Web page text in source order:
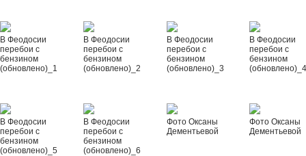
В Феодосии
перебои с
бензином
(обновлено)_1
В Феодосии
перебои с
бензином
(обновлено)_2
В Феодосии
перебои с
бензином
(обновлено)_3
В Феодосии
перебои с
бензином
В Феодосии
перебои с
бензином
(обновлено)_5
В Феодосии
перебои с
бензином
(обновлено)_6
Фото Оксаны
Дементьевой
Фото Оксаны
Дементьевой